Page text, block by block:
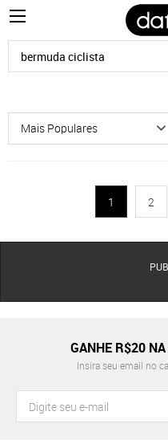
1 2
GANHE R$20
Insira seu email no